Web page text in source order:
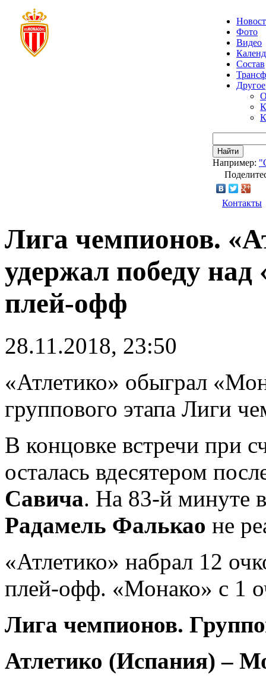
Фото
Видео
Состав
Другое
Найти
Например:
Контакты
Лига чемпионов.
удержал победу
плей-офф
28.11.2018, 23:50
«Атлетико» обыграл
группового этапа Лиги
В концовке встречи при
осталась вдесятером
Савича. На 83-й минуте
Радамель Фалькао не
«Атлетико» набрал 12
плей-офф. «Монако» с 1
Лига чемпионов.
Атлетико (Испания) –